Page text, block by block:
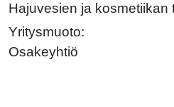
Hajuvesien ja kosmetiikan
Yritysmuoto:
Osakeyhtiö